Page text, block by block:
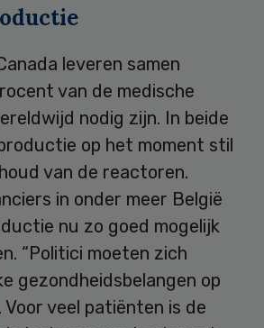
leveren samen
van de medische
nodig zijn. In beide
op het moment stil
van de reactoren.
in onder meer België
nu zo goed mogelijk
“Politici moeten zich
gezondheidsbelangen op
veel patiënten is de